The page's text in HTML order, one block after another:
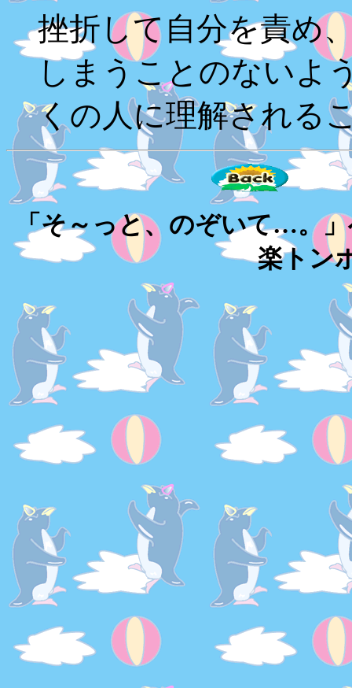
挫折して自分を責め
しまうことのない
くの人に理解される
「そ～っと、のぞいて…
楽トン